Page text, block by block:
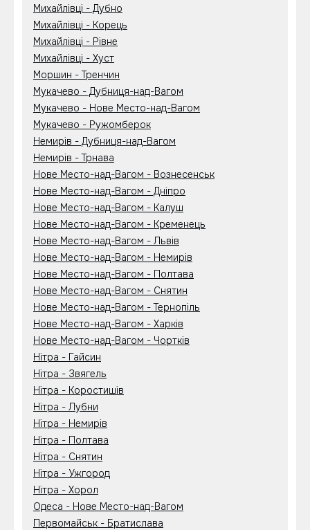
Михайлівці - Дубно
Михайлівці - Корець
Михайлівці - Рівне
Михайлівці - Хуст
Моршин - Тренчин
Мукачево - Дубниця-над-Вагом
Мукачево - Нове Место-над-Вагом
Мукачево - Ружомберок
Немирів - Дубниця-над-Вагом
Немирів - Трнава
Нове Место-над-Вагом - Вознесенськ
Нове Место-над-Вагом - Дніпро
Нове Место-над-Вагом - Калуш
Нове Место-над-Вагом - Кременець
Нове Место-над-Вагом - Львів
Нове Место-над-Вагом - Немирів
Нове Место-над-Вагом - Полтава
Нове Место-над-Вагом - Снятин
Нове Место-над-Вагом - Тернопіль
Нове Место-над-Вагом - Харків
Нове Место-над-Вагом - Чортків
Нітра - Гайсин
Нітра - Звягель
Нітра - Коростишів
Нітра - Лубни
Нітра - Немирів
Нітра - Полтава
Нітра - Снятин
Нітра - Ужгород
Нітра - Хорол
Одеса - Нове Место-над-Вагом
Первомайськ - Братислава